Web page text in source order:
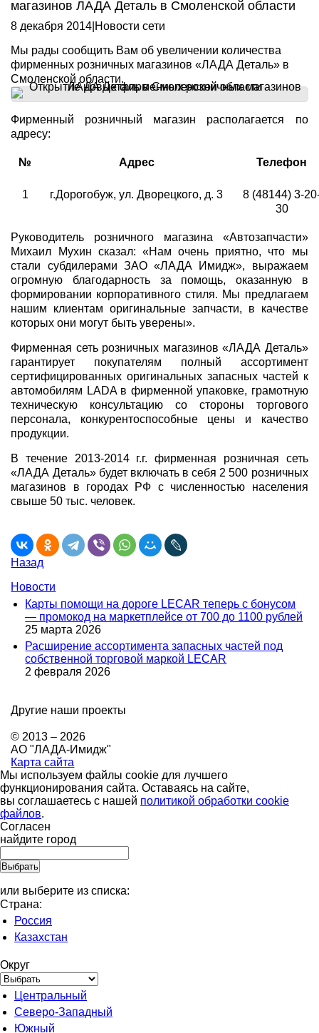
магазинов ЛАДА Деталь в Смоленской области
8 декабря 2014 Новости сети
Мы рады сообщить Вам об увеличении количества
фирменных розничных магазинов «ЛАДА Деталь» в
Смоленской области.
Фирменный розничный магазин располагается по
адресу:
№ Адрес Телефон
1 г.Дорогобуж, ул. Дворецкого, д. 3
8 (48144) 3-
30
Руководитель розничного магазина «Автозапчасти»
Михаил Мухин сказал: «Нам очень приятно, что мы
стали субдилерами ЗАО «ЛАДА Имидж», выражаем
огромную благодарность за помощь, оказанную в
формировании корпоративного стиля. Мы предлагаем
нашим клиентам оригинальные запчасти, в качестве
которых они могут быть уверены».
Фирменная сеть розничных магазинов «ЛАДА Деталь»
гарантирует покупателям полный ассортимент
сертифицированных оригинальных запасных частей к
автомобилям LADA в фирменной упаковке, грамотную
техническую консультацию со стороны торгового
персонала, конкурентоспособные цены и качество
продукции.
В течение 2013-2014 г.г. фирменная розничная сеть
«ЛАДА Деталь» будет включать в себя 2 500 розничных
магазинов в городах РФ с численностью населения
свыше 50 тыс. человек.
Назад
Новости
Карты помощи на дороге LECAR теперь с бонусом
— промокод на маркетплейсе от 700 до 1100 рублей
25 марта 2026
Расширение ассортимента запасных частей под
собственной торговой маркой LECAR
2 февраля 2026
Другие наши проекты
© 2013 – 2026
АО "ЛАДА-Имидж"
Карта сайта
Мы используем файлы cookie для лучшего
функционирования сайта. Оставаясь на сайте,
вы соглашаетесь с нашей политикой обработки cookie
файлов.
Согласен
найдите город
или выберите из списка:
Страна:
Россия
Казахстан
Округ
Центральный
Северо-Западный
Южный